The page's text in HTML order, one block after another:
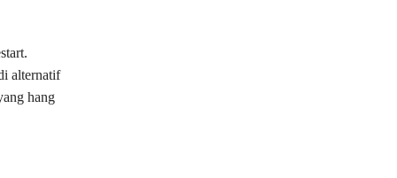
alternatif
hang